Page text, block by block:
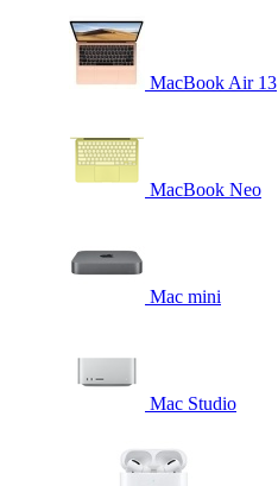
MacBook Air 13
MacBook Neo
Mac mini
Mac Studio